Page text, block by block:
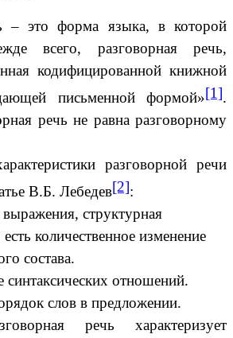
– это форма языка, в которой
всего, разговорная речь,
кодифицированной книжной
письменной формой»[1].
речь не равна разговорному
разговорной речи
В.Б. Лебедев[2]:
выражения, структурная
количественное изменение
состава.
синтаксических отношений.
слов в предложении.
речь характеризует